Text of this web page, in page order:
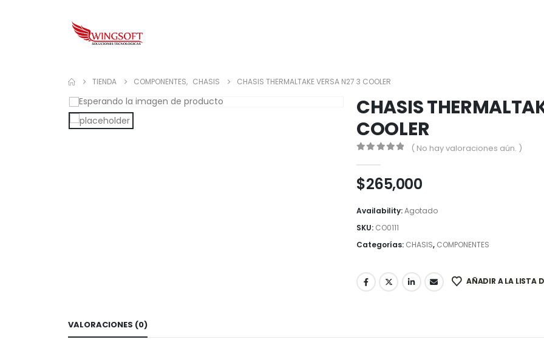
TIENDA COMPONENTES, CHASIS CHASIS THERMALTAKE VERSA N27 3 COOLER
CHASIS
COOLER
( No hay valoraciones aún. )
$265,000
Availability:Agotado
SKU: CO0111
Categorías: CHASIS, COMPONENTES
AÑADIR A LA LISTA
VALORACIONES (0)